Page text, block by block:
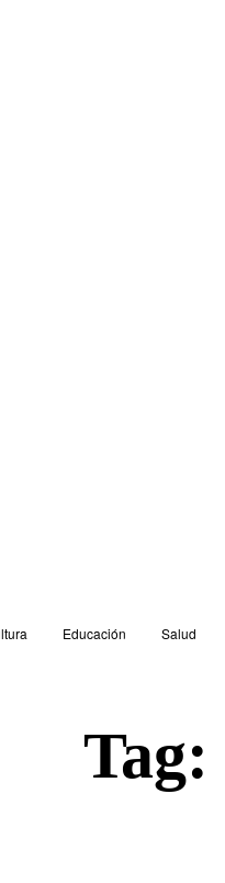
Educación Salud
Tag: